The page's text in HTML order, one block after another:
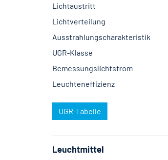
Lichtaustritt
Lichtverteilung
Ausstrahlungscharakteristik
UGR-Klasse
Bemessungslichtstrom
Leuchteneffizienz
UGR-Tabelle
Leuchtmittel